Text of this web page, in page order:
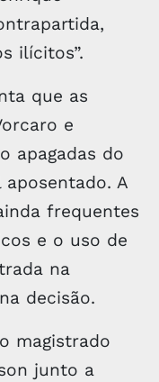
ilícitos”.
que as
e
apagadas do
A
frequentes
e o uso de
na
decisão.
magistrado
junto a